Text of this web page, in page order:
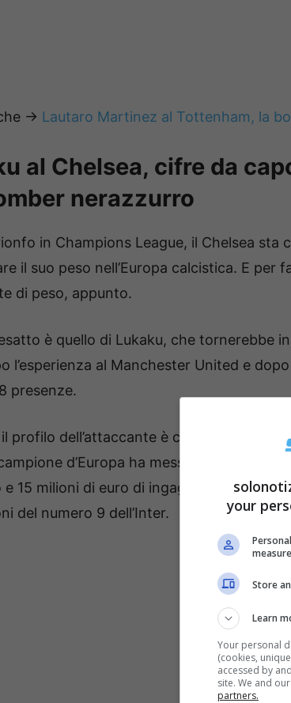
-> Lautaro Martinez al Tottenham, la
al Chelsea, cifre da
nerazzurro
in Champions League, il Chelsea sta
il suo peso nell’Europa calcistica. E per
di peso, appunto.
è quello di Lukaku, che tornerebbe
l’esperienza al Manchester United e
presenze.
profilo dell’attaccante è cresciuto
d’Europa ha messo sul piatto ben
15 milioni di euro di ingaggio (più super
del numero 9 dell’Inter.
your
Store
Learn
Your personal
(cookies,
accessed by
site. We and
partners.